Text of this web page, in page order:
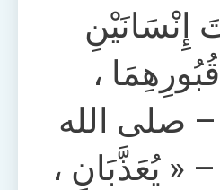
،
– صلى الله
« يُعَذَّبَانِ ،